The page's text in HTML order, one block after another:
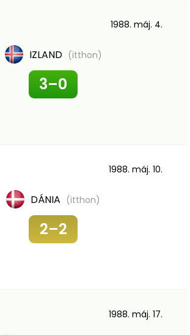
1988. máj. 4.
IZLAND (itthon)
3–0
1988. máj. 10.
DÁNIA (itthon)
2–2
1988. máj. 17.